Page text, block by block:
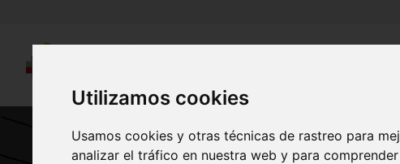
Utilizamos cookies
Usamos cookies y otras técnicas de rastreo para
analizar el tráfico en nuestra web y para